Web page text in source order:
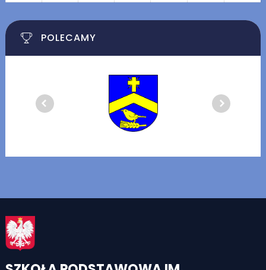
POLECAMY